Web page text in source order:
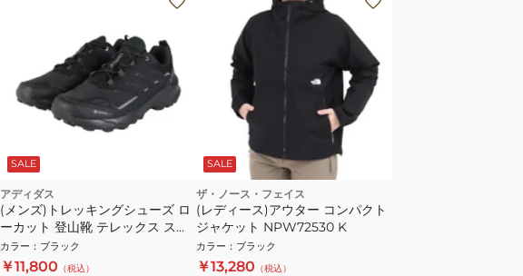
SALE
アディダス
(メンズ)トレッキングシューズ ロ
ーカット 登山靴 テレックス スカ
イチェイサー AX5 GORE-TEX ハ
イキング NMQ33-JQ2210
カラー ： ブラック
￥11,800 （税込）
SALE
ザ・ノース・フェイス
(レディース)アウター コンパクト
ジャケット NPW72530 K
カラー ： ブラック
￥13,280 （税込）